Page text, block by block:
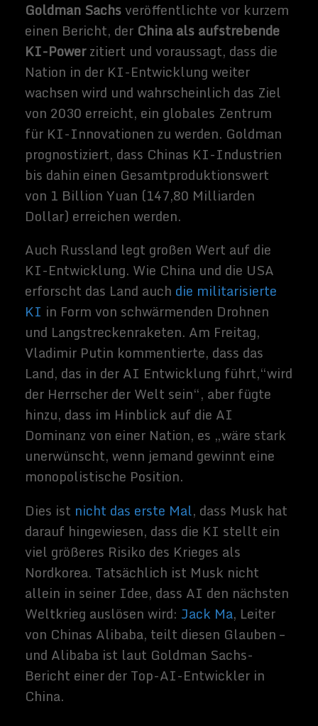
Hallo, ich
schreibe hier
im Blog. Mein
Name ist
Sammy
s und ich bin
freiberufliche
und
Buchautor,
sowie SEO-
Berater. Mein
Hobbys und
Interessen
Fiction Filme
und alles was
sich rund um
Technik und
Weltraum
dreht.